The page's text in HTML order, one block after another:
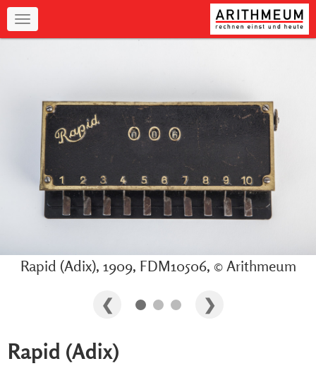
Navigation
Rapid (Adix), 1909, FDM10506, © Arithmeum
Rapid (Adix)